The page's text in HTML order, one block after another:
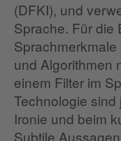
(DFKI), und
Sprache. Für die
und Algorithmen
einem Filter im
Technologie
Ironie und beim
Subtile